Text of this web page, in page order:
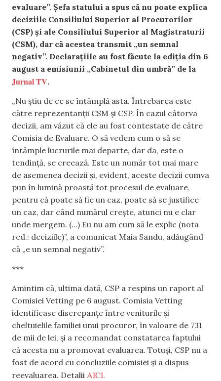
evaluare”. Șefa statului a spus că nu poate explica
deciziile Consiliului Superior al Procurorilor
(CSP) și ale Consiliului Superior al Magistraturii
(CSM), dar că acestea transmit „un semnal
negativ”. Declarațiile au fost făcute la ediția din 6
august a emisiunii „Cabinetul din umbră” de la
Jurnal TV.
„Nu știu de ce se întâmplă asta. Întrebarea este
către reprezentanții CSM și CSP. În cazul câtorva
decizii, am văzut că ele au fost contestate de către
Comisia de Evaluare. O să vedem cum o să se
întâmple lucrurile mai departe, dar da, este o
tendință, se creează. Este un număr tot mai mare
de asemenea decizii și, evident, aceste decizii cumva
pun în lumină proastă tot procesul de evaluare,
pentru că poate să fie un caz, poate să se justifice
un caz, dar când numărul crește, atunci nu e clar
unde mergem. (…) Eu nu am cum să le explic (nota
red.: deciziile)”, a comunicat Maia Sandu, adăugând
că „e un semnal negativ”.
***
Amintim că, ultima dată, CSP a respins un raport al
Comisiei Vetting pe 6 august. Comisia Vetting
identificase discrepanțe între veniturile și
cheltuielile familiei unui procuror, în valoare de 731
de mii de lei, și a recomandat constatarea faptului
că acesta nu a promovat evaluarea. Totuși, CSP nu a
fost de acord cu concluziile comisiei și a dispus
reevaluarea. Detalii AICI.